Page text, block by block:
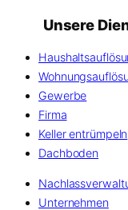
Unsere
Gewerbe
Firma
Keller entrümpeln
Dachboden
Unternehmen